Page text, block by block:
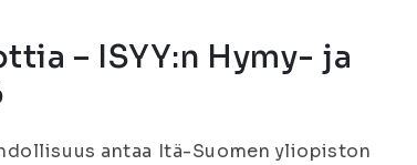
– ISYY:n Hymy- ja
antaa Itä-Suomen yliopiston